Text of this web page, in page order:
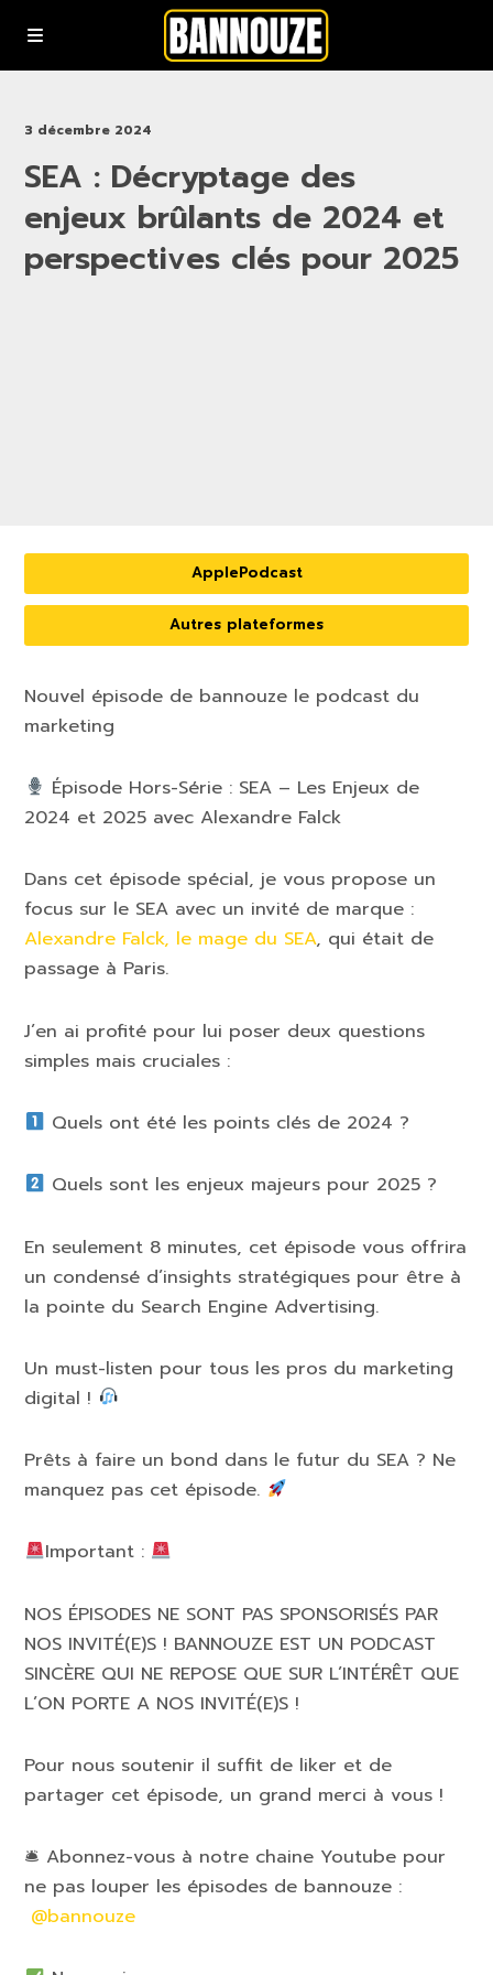
YouTube
Rejoindre la communauté bannouze (Newsletter)
3 décembre 2024
SEA : Décryptage des
enjeux brûlants de 2024 et
perspectives clés pour 2025
ApplePodcast
Autres plateformes
Nouvel épisode de bannouze le podcast du
marketing
Épisode Hors-Série : SEA – Les Enjeux de
2024 et 2025 avec Alexandre Falck
Dans cet épisode spécial, je vous propose un
focus sur le SEA avec un invité de marque :
Alexandre Falck, le mage du SEA, qui était de
passage à Paris.
J’en ai profité pour lui poser deux questions
simples mais cruciales :
Quels ont été les points clés de 2024 ?
Quels sont les enjeux majeurs pour 2025 ?
En seulement 8 minutes, cet épisode vous offrira
un condensé d’insights stratégiques pour être à
la pointe du Search Engine Advertising.
Un must-listen pour tous les pros du marketing
digital !
Prêts à faire un bond dans le futur du SEA ? Ne
manquez pas cet épisode.
Important :
NOS ÉPISODES NE SONT PAS SPONSORISÉS PAR
NOS INVITÉ(E)S ! BANNOUZE EST UN PODCAST
SINCÈRE QUI NE REPOSE QUE SUR L’INTÉRÊT QUE
L’ON PORTE A NOS INVITÉ(E)S !
Pour nous soutenir il suffit de liker et de
partager cet épisode, un grand merci à vous !
🛎 Abonnez-vous à notre chaine Youtube pour
ne pas louper les épisodes de bannouze :
@bannouze